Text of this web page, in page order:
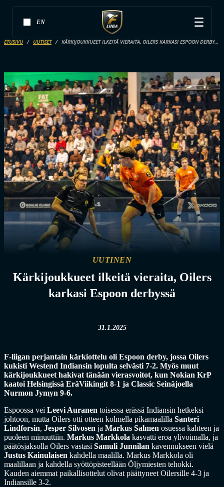
EN
ETUSIVU UUTISET KÄRKIJOUKKUEET ILKEITÄ VIERAITA, OILERS KARKASI ESPOON DERBYSSÄ
UUTINEN
Kärkijoukkueet ilkeitä vieraita, Oilers
karkasi Espoon derbyssä
31.1.2025
F-liigan perjantain kärkiottelu oli Espoon derby, jossa Oilers
kukisti Westend Indiansin lopulta selvästi 7-2. Myös muut
kärkijoukkueet hakivat tänään vierasvoitot, kun Nokian KrP
kaatoi Helsingissä EräViikingit 8-1 ja Classic Seinäjoella
Nurmon Jymyn 9-6.
Espoossa vei Leevi Auranen toisessa erässä Indiansin hetkeksi
johtoon, mutta Oilers otti otteen kolmella pikamaalilla Santeri
Lindforsin, Jesper Silvosen ja Markus Salmen osuessa kahteen ja
puoleen minuuttiin. Markus Markkola kasvatti eroa ylivoimalla, ja
päätösjaksolla Oilers vastasi Samuli Junnilan kavennukseen vielä
Justus Kainulaisen kahdella maalilla. Markus Markkola oli
maalillaan ja kahdella syöttöpisteellään Öljymiesten tehokki.
Kauden aiemmat paikallisottelut olivat päättyneet Oilersille 4-3 ja
Indiansille 3-2.